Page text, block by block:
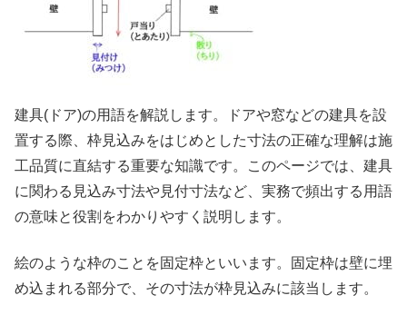
建具(ドア)の用語を解説します。ドアや窓などの建具を設
置する際、枠見込みをはじめとした寸法の正確な理解は施
工品質に直結する重要な知識です。このページでは、建具
に関わる見込み寸法や見付寸法など、実務で頻出する用語
の意味と役割をわかりやすく説明します。
絵のような枠のことを固定枠といいます。固定枠は壁に埋
め込まれる部分で、その寸法が枠見込みに該当します。